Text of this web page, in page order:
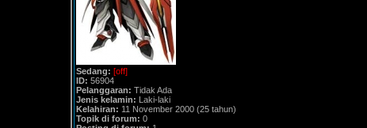
Sedang: [off]
ID: 56904
Pelanggaran: Tidak Ada
Jenis kelamin: Laki-laki
Kelahiran: 11 November 2000 (25 tahun)
Topik di forum: 0